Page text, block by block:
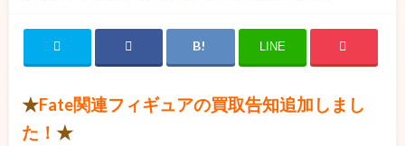
LINE
★Fate関連フィギュアの買取告知追加しまし
た！ ★